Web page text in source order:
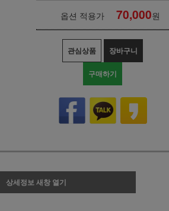
옵션 적용가 70,000원
관심상품 장바구니
구매하기
상세정보 새창 열기